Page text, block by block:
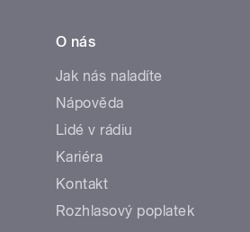
O nás
Jak nás naladíte
Nápověda
Lidé v rádiu
Kariéra
Kontakt
Rozhlasový poplatek